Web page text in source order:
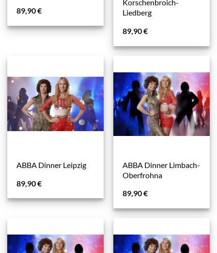
89,90€
Korschenbroich-
Liedberg
89,90€
ABBA Dinner Leipzig
89,90€
ABBA Dinner Limbach-
Oberfrohna
89,90€